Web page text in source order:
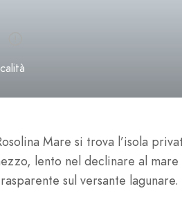
Mare si trova l’isola
lento nel declinare al
sul versante lagunare.